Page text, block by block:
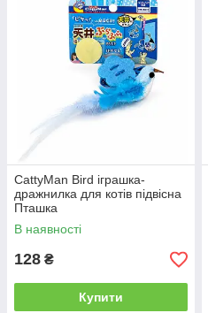
CattyMan Bird іграшка-
дражнилка для котів підвісна
Пташка
В наявності
128 ₴
Купити